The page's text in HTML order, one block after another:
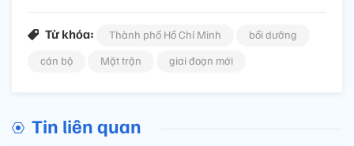
Từ khóa: Thành phố Hồ Chí Minh
bồi dưỡng
cán bộ
Mặt trận giai đoạn mới
Tin liên quan